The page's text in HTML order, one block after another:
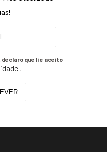
que li e aceito